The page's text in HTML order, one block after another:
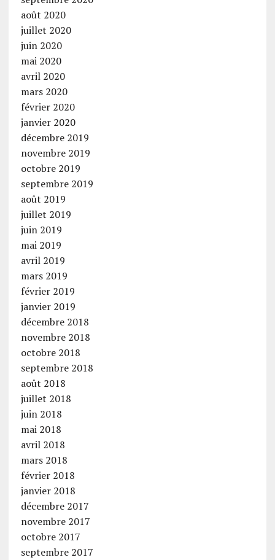
août 2020
juillet 2020
juin 2020
mai 2020
avril 2020
mars 2020
février 2020
janvier 2020
décembre 2019
novembre 2019
octobre 2019
septembre 2019
août 2019
juillet 2019
juin 2019
mai 2019
avril 2019
mars 2019
février 2019
janvier 2019
décembre 2018
novembre 2018
octobre 2018
septembre 2018
août 2018
juillet 2018
juin 2018
mai 2018
avril 2018
mars 2018
février 2018
janvier 2018
décembre 2017
novembre 2017
octobre 2017
septembre 2017